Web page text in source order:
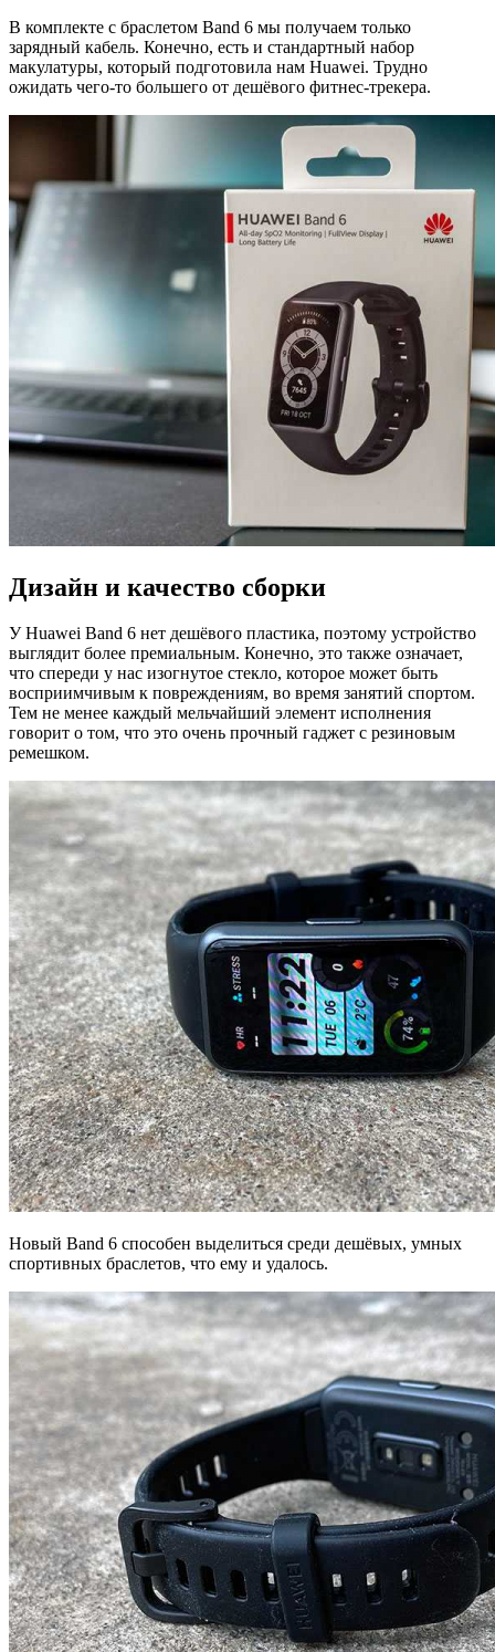
В комплекте с браслетом Band 6 мы получаем только
зарядный кабель. Конечно, есть и стандартный набор
макулатуры, который подготовила нам Huawei. Трудно
ожидать чего-то большего от дешёвого фитнес-трекера.
Дизайн и качество сборки
У Huawei Band 6 нет дешёвого пластика, поэтому устройство
выглядит более премиальным. Конечно, это также означает,
что спереди у нас изогнутое стекло, которое может быть
восприимчивым к повреждениям, во время занятий спортом.
Тем не менее каждый мельчайший элемент исполнения
говорит о том, что это очень прочный гаджет с резиновым
ремешком.
Новый Band 6 способен выделиться среди дешёвых, умных
спортивных браслетов, что ему и удалось.